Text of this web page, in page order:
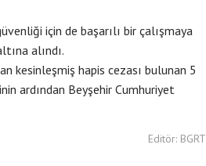
için de başarılı bir çalışmaya
alındı.
kesinleşmiş hapis cezası bulunan 5
ardından Beyşehir Cumhuriyet
Editör: BGRT